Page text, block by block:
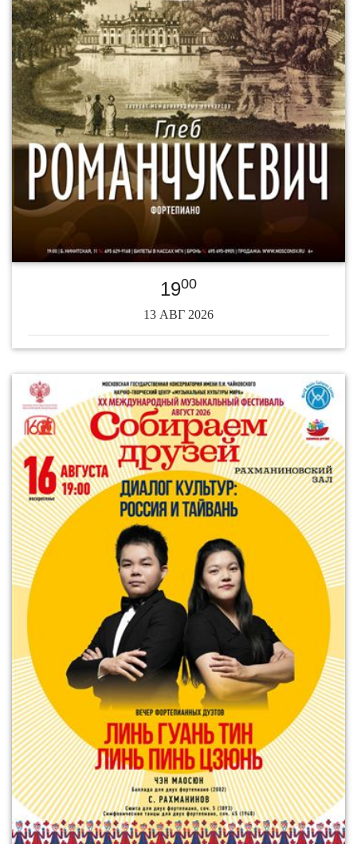
1900
13 АВГ 2026